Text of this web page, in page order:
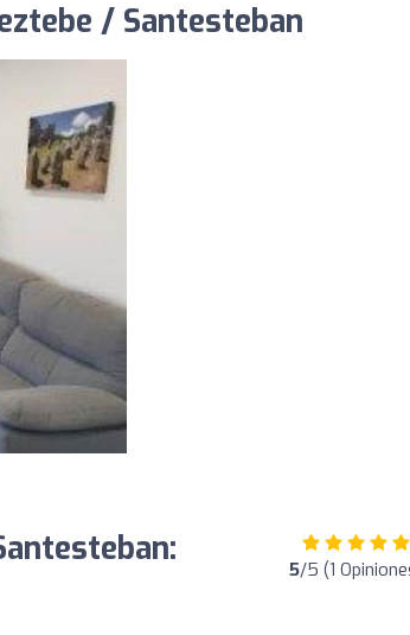
/ Santesteban
5/5 (1